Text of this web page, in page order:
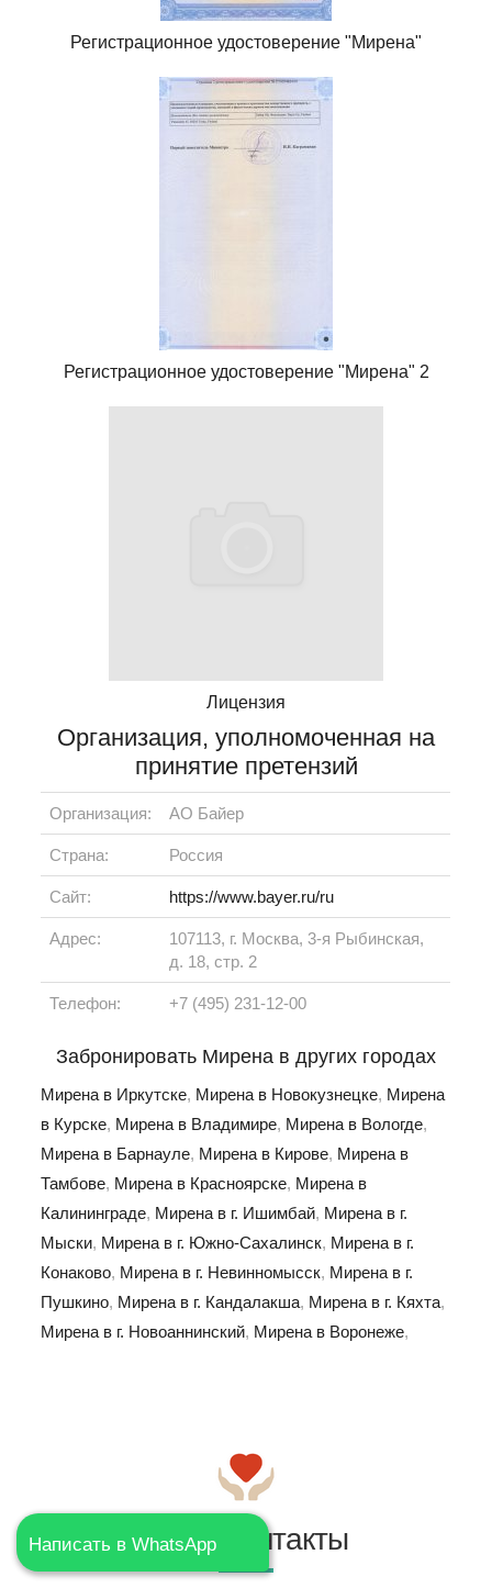
Регистрационное удостоверение "Мирена"
Регистрационное удостоверение "Мирена" 2
Лицензия
Организация, уполномоченная на
принятие претензий
Организация: АО Байер
Страна: Россия
Сайт: https://www.bayer.ru/ru
Адрес:
107113, г. Москва, 3-я Рыбинская,
д. 18, стр. 2
Телефон: +7 (495) 231-12-00
Забронировать Мирена в других городах
Мирена в Иркутске, Мирена в Новокузнецке, Мирена
в Курске, Мирена в Владимире, Мирена в Вологде,
Мирена в Барнауле, Мирена в Кирове, Мирена в
Тамбове, Мирена в Красноярске, Мирена в
Калининграде, Мирена в г. Ишимбай, Мирена в г.
Мыски, Мирена в г. Южно-Сахалинск, Мирена в г.
Конаково, Мирена в г. Невинномысск, Мирена в г.
Пушкино, Мирена в г. Кандалакша, Мирена в г. Кяхта,
Мирена в г. Новоаннинский, Мирена в Воронеже,
Написать в WhatsAppНаши контакты